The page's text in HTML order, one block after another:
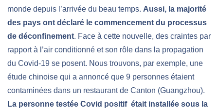
monde depuis l’arrivée du beau temps. Aussi, la majorité
des pays ont déclaré le commencement du processus
de déconfinement. Face à cette nouvelle, des craintes par
rapport à l’air conditionné et son rôle dans la propagation
du Covid-19 se posent. Nous trouvons, par exemple, une
étude chinoise qui a annoncé que 9 personnes étaient
contaminées dans un restaurant de Canton (Guangzhou).
La personne testée Covid positif était installée sous la